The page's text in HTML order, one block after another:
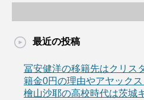
最近の投稿
冨安健洋の移籍先はクリス
籍金0円の理由やアヤック
檜山沙耶の高校時代は茨城